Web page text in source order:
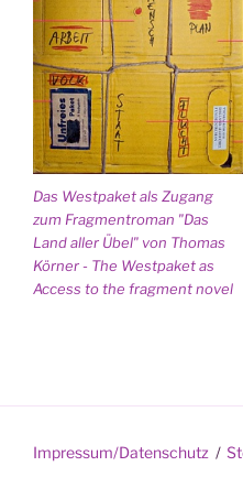
Das Westpaket als Zugang
zum Fragmentroman "Das
Land aller Übel" von Thomas
Körner - The Westpaket as
Access to the fragment novel
Impressum/Datenschutz